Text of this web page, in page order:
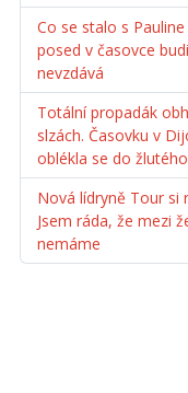
Co se stalo s
posed v časovce
nevzdává
Totální propadák
slzách. Časovku v
oblékla se do žlutého
Nová lídryně Tour si
Jsem ráda, že mezi
nemáme